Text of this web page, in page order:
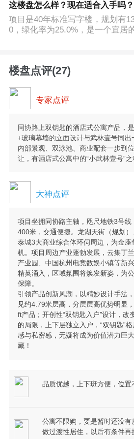
这楼盘怎么样？现在适合入手吗？
项目是40年标准写字楼，规划有
0，绿化率为25.0%，是一个宜居
楼盘点评(27)
专家点评
同协路上双钥匙的酒店式公寓产品，
+玻璃幕墙的立面设计与武林壹号同出
内部景观、双泳池、商业配套一步到
让，有酒店式公寓中的“小武林壹号”之
大神点评
项目坐拥同协路主轴，咫尺地铁3号线
400米，交通便捷。龙湖天街（规划
泰城3大商业综合体环伺周边，为金
机。项目周边产业蓬勃发展，云集丁
产业园、中国杭州电竞数娱小镇等新
精英涌入，区域氛围将焕发新姿，为
保障。
引领产品创新风潮，以精妙设计手法
见约4.79米层高，分层层高优势明显
ft产品；开创性“双钥匙入户”设计，改
的局限，上下层独立入户，“双钥匙”
感与私密感，无疑将成为价值潜力巨
藏！
品质优越，上下班方便，位置
公寓不限购，要是暂时还没有
做过渡性居住，以后有条件再